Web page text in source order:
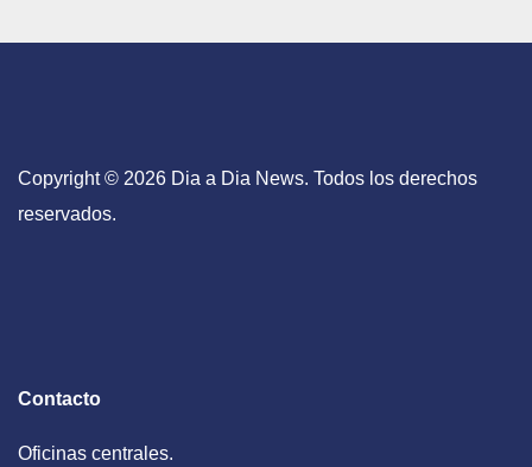
Copyright © 2026 Dia a Dia News. Todos los derechos
reservados.
Contacto
Oficinas centrales.